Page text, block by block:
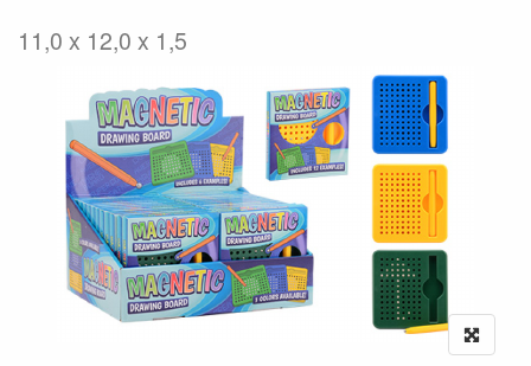
11,0 x 12,0 x 1,5